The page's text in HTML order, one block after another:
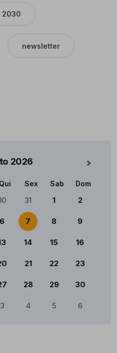
2030
newsletter
2026 Mês
Qui Sex Sab Dom
31 1 2
6 7 8 9
14 15 16
21 22 23
28 29 30
3 4 5 6